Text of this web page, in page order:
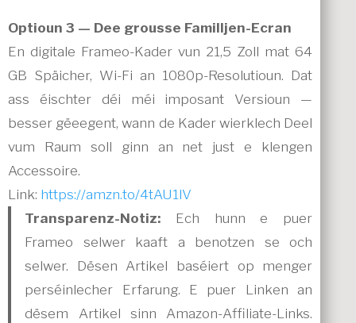
Optioun 3 — Dee grousse Familljen-Ecran
En digitale Frameo-Kader vun 21,5 Zoll mat 64
GB Späicher, Wi-Fi an 1080p-Resolutioun. Dat
ass éischter déi méi imposant Versioun —
besser gëeegent, wann de Kader wierklech Deel
vum Raum soll ginn an net just e klengen
Accessoire.
Link: https://amzn.to/4tAU1lV
Transparenz-Notiz: Ech hunn e puer
Frameo selwer kaaft a benotzen se och
selwer. Dësen Artikel baséiert op menger
perséinlecher Erfarung. E puer Linken an
dësem Artikel sinn Amazon-Affiliate-Links.